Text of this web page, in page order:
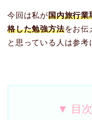
今回は私が国内旅行業
格した勉強方法をお伝
と思っている人は参考
▼ 目